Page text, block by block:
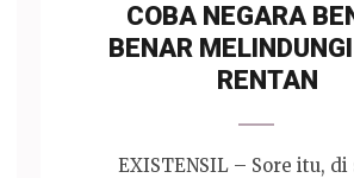
COBA NEGARA
BENAR
RENTAN
EXISTENSIL – Sore itu, di